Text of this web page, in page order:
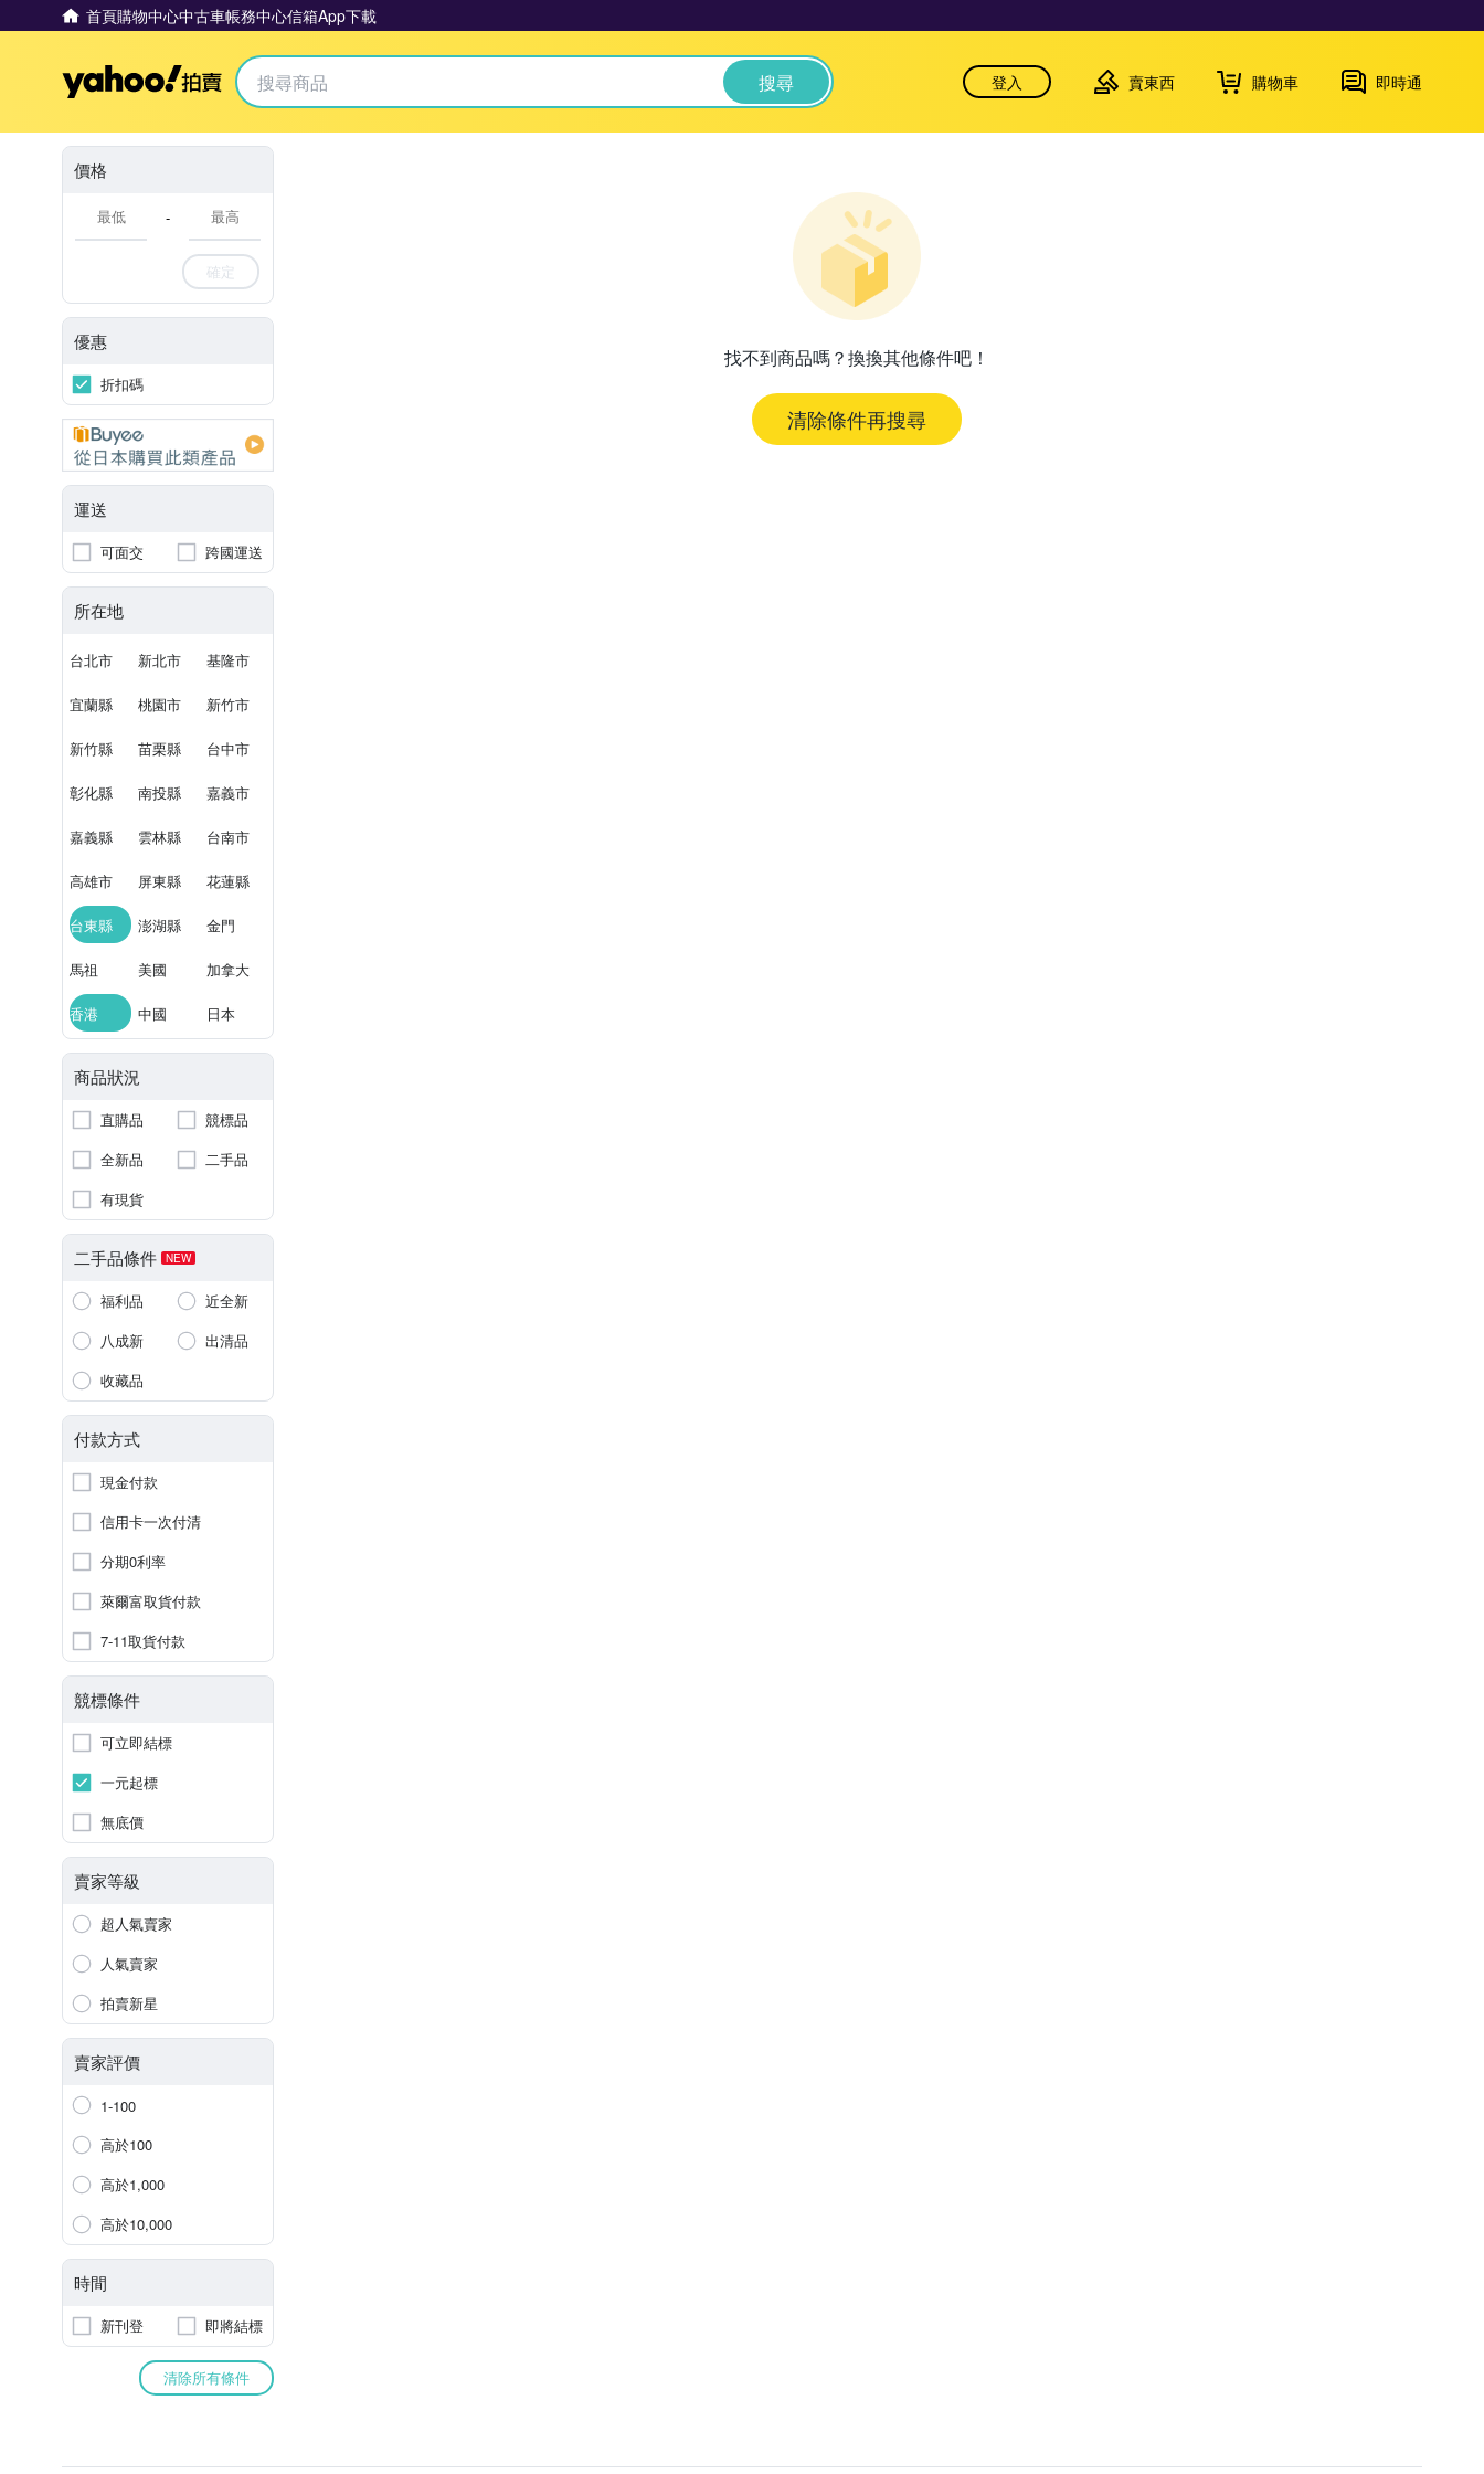
首頁購物中心中古車帳務中心信箱App下載
Yahoo拍賣 搜尋 登入 賣東西 購物車 即時通
價格
-
確定
優惠
折扣碼
運送
可面交 跨國運送
所在地
台北市 新北市 基隆市
宜蘭縣 桃園市 新竹市
新竹縣 苗栗縣 台中市
彰化縣 南投縣 嘉義市
嘉義縣 雲林縣 台南市
高雄市 屏東縣 花蓮縣
台東縣 澎湖縣 金門
馬祖 美國 加拿大
香港 中國 日本
商品狀況
直購品
競標品
全新品
二手品
有現貨
二手品條件 NEW
福利品
近全新
八成新
出清品
收藏品
付款方式
現金付款
信用卡一次付清
分期0利率
萊爾富取貨付款
7-11取貨付款
競標條件
可立即結標
一元起標
無底價
賣家等級
超人氣賣家
人氣賣家
拍賣新星
賣家評價
1-100
高於100
高於1,000
高於10,000
時間
新刊登 即將結標
清除所有條件
找不到商品嗎？換換其他條件吧！
清除條件再搜尋